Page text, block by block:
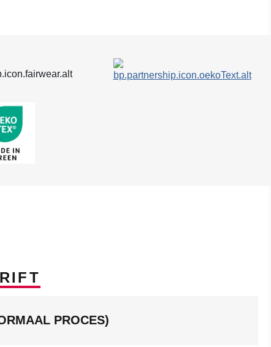
PROCES)